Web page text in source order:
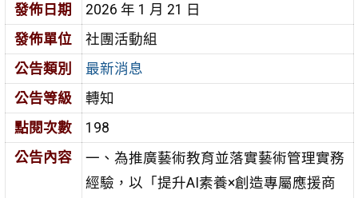
發佈日期
2026 年 1 月 21 日
發佈單位
社團活動組
公告類別
最新消息
公告等級
轉知
點閱次數
198
公告內容
一、為推廣藝術教育並落實藝術管理實務
經驗，以「提升AI素養×創造專屬應援商